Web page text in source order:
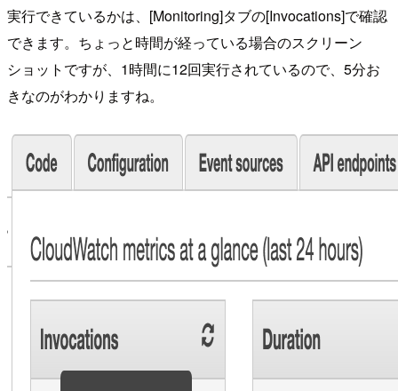
実行できているかは、[Monitoring]タブの[Invocations]で確認
できます。ちょっと時間が経っている場合のスクリーン
ショットですが、1時間に12回実行されているので、5分お
きなのがわかりますね。